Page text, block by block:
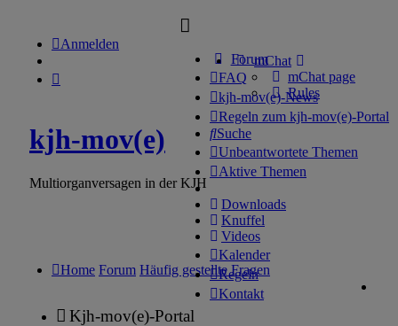
Forum
FAQ
kjh-mov(e)-News
Regeln zum kjh-mov(e)-Portal
Suche
Unbeantwortete Themen
Aktive Themen
Downloads
Knuffel
Videos
Kalender
Regeln
Kontakt
Anmelden
mChat
mChat page
Rules
kjh-mov(e)
Multiorganversagen in der KJH
Home Forum Häufig gestellte Fragen
Kjh-mov(e)-Portal